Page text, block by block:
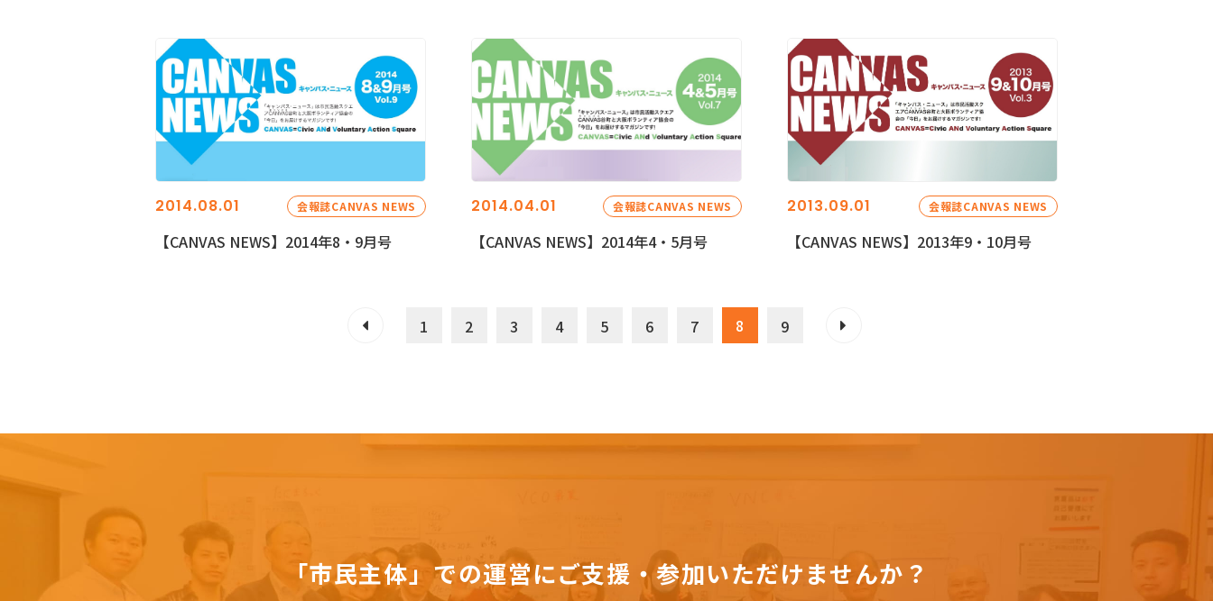
2014.08.01 会報誌CANVAS NEWS
【CANVAS NEWS】2014年8・9月号
2014.04.01 会報誌CANVAS NEWS
【CANVAS NEWS】2014年4・5月号
2013.09.01 会報誌CANVAS NEWS
【CANVAS NEWS】2013年9・10月号
1 2 3 4 5 6 7 8 9
「市民主体」での運営にご支援・参加いただけませんか？